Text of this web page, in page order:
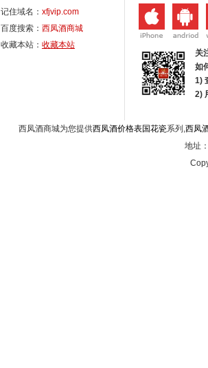
记住域名： xfjvip.com
百度搜索： 西凤酒商城
收藏本站： 收藏本站
关
如
1)
2)
西凤酒商城为您提供西凤酒价格表国花瓷系列,西凤
地址